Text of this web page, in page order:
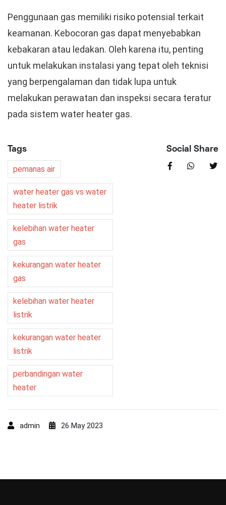
Penggunaan gas memiliki risiko potensial terkait
keamanan. Kebocoran gas dapat menyebabkan
kebakaran atau ledakan. Oleh karena itu, penting
untuk melakukan instalasi yang tepat oleh teknisi
yang berpengalaman dan tidak lupa untuk
melakukan perawatan dan inspeksi secara teratur
pada sistem water heater gas.
Tags
pemanas air
water heater gas vs water
heater listrik
kelebihan water heater
gas
kekurangan water heater
gas
kelebihan water heater
listrik
kekurangan water heater
listrik
perbandingan water
heater
Social Share
admin 26 May 2023